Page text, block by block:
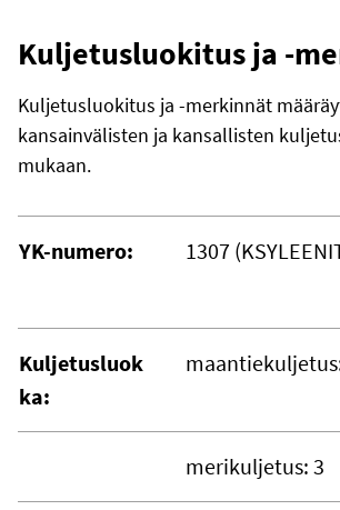
Kuljetusluokitus ja -
Kuljetusluokitus ja -merkinnät
kansainvälisten ja kansallisten
mukaan.
YK-numero: 1307
Kuljetusluok
ka:
merikuljetus: 3